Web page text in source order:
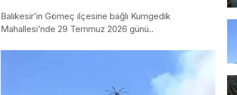
Balıkesir’in Gömeç ilçesine bağlı Kumgedik
Mahallesi’nde 29 Temmuz 2026 günü..